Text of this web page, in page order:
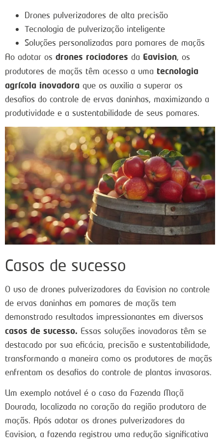
Drones pulverizadores de alta precisão
Tecnologia de pulverização inteligente
Soluções personalizadas para pomares de maçãs
Ao adotar os drones rociadores da Eavision, os
produtores de maçãs têm acesso a uma tecnologia
agrícola inovadora que os auxilia a superar os
desafios do controle de ervas daninhas, maximizando a
produtividade e a sustentabilidade de seus pomares.
Casos de sucesso
O uso de drones pulverizadores da Eavision no controle
de ervas daninhas em pomares de maçãs tem
demonstrado resultados impressionantes em diversos
casos de sucesso. Essas soluções inovadoras têm se
destacado por sua eficácia, precisão e sustentabilidade,
transformando a maneira como os produtores de maçãs
enfrentam os desafios do controle de plantas invasoras.
Um exemplo notável é o caso da Fazenda Maçã
Dourada, localizada no coração da região produtora de
maçãs. Após adotar os drones pulverizadores da
Eavision, a fazenda registrou uma redução significativa